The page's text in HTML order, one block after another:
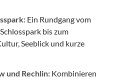
Ein Rundgang vom
bis zum
Seeblick und kurze
und Rechlin: Kombinieren